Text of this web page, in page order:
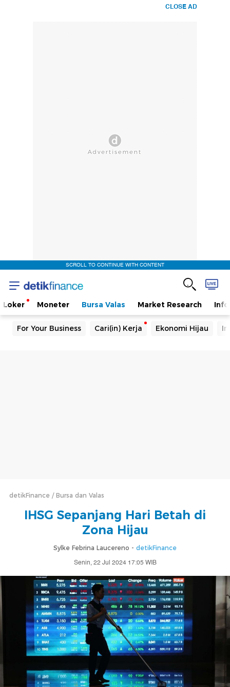
CLOSE AD
SCROLL TO CONTINUE WITH CONTENT
Loker Moneter Bursa Valas Market Research
For Your Business Cari(in) Kerja Ekonomi Hijau
detikFinance Bursa dan Valas
IHSG Sepanjang Hari Betah di
Zona Hijau
Sylke Febrina Laucereno - detikFinance
Senin, 22 Jul 2024 17:05 WIB